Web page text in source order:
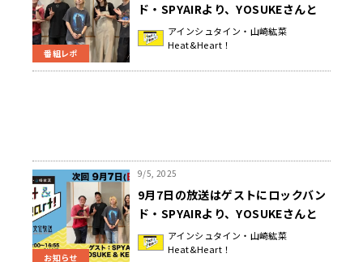
番組レポ
ド・SPYAIRより、YOSUKEさんと
KENTA さんが登場！新ボーカルオー
ディション秘話！『アインシュタイ
アインシュタイン・山崎紘菜
Heat&Heart！
お知らせ
9/5, 2025
9月7日の放送はゲストにロックバン
ド・SPYAIRより、YOSUKEさんと
KENTA さんが登場！公開録音イベン
ト観覧者募集中！『アインシュタイ
アインシュタイン・山崎紘菜
Heat&Heart！